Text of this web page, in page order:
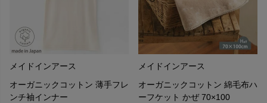
メイドインアース
オーガニックコットン 薄手フレ
ンチ袖インナー
メイドインアース
オーガニックコットン 綿毛布ハ
ーフケット かぜ 70×100